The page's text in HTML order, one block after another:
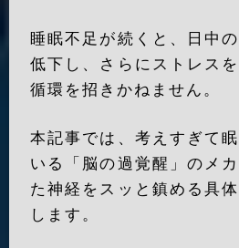
睡眠不足が続くと、日中
低下し、さらにストレス
循環を招きかねません。
本記事では、考えすぎて
いる「脳の過覚醒」のメ
た神経をスッと鎮める具
します。